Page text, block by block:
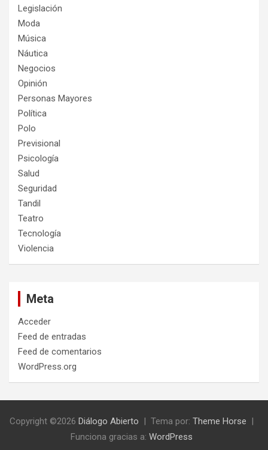
Legislación
Moda
Música
Náutica
Negocios
Opinión
Personas Mayores
Política
Polo
Previsional
Psicología
Salud
Seguridad
Tandil
Teatro
Tecnología
Violencia
Meta
Acceder
Feed de entradas
Feed de comentarios
WordPress.org
Copyright ©2026 Diálogo Abierto Tema por: Theme Horse
Funciona gracias a: WordPress